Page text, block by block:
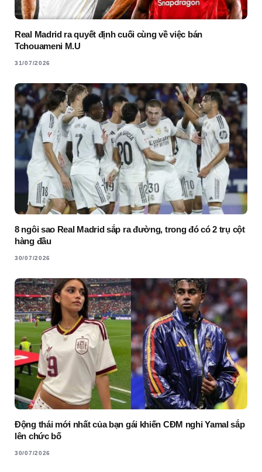
Real Madrid ra quyết định cuối cùng về việc bán
Tchouameni M.U
31/07/2026
8 ngôi sao Real Madrid sắp ra đường, trong đó có 2 trụ cột
hàng đầu
30/07/2026
Động thái mới nhất của bạn gái khiến CĐM nghi Yamal sắp
lên chức bố
30/07/2026